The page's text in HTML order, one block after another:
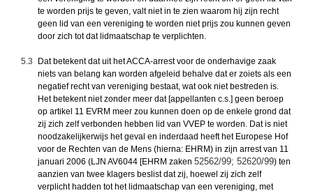
te worden prijs te geven, valt niet in te zien waarom hij zijn recht
geen lid van een vereniging te worden niet prijs zou kunnen geven
door zich tot dat lidmaatschap te verplichten.
5.3
Dat betekent dat uit het ACCA-arrest voor de onderhavige zaak
niets van belang kan worden afgeleid behalve dat er zoiets als een
negatief recht van vereniging bestaat, wat ook niet bestreden is.
Het betekent niet zonder meer dat [appellanten c.s.] geen beroep
op artikel 11 EVRM meer zou kunnen doen op de enkele grond dat
zij zich zelf verbonden hebben lid van VVEP te worden. Dat is niet
noodzakelijkerwijs het geval en inderdaad heeft het Europese Hof
voor de Rechten van de Mens (hierna: EHRM) in zijn arrest van 11
januari 2006 (LJN AV6044 [EHRM zaken 52562/99; 52620/99) ten
aanzien van twee klagers beslist dat zij, hoewel zij zich zelf
verplicht hadden tot het lidmaatschap van een vereniging, met